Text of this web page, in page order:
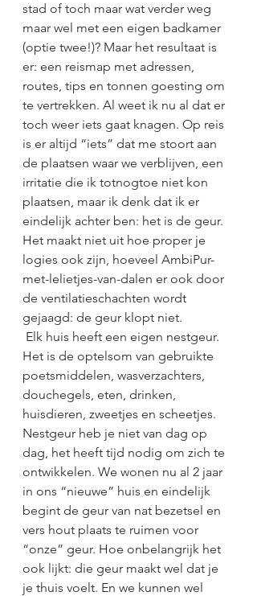
stad of toch maar wat verder weg
maar wel met een eigen badkamer
(optie twee!)? Maar het resultaat is
er: een reismap met adressen,
routes, tips en tonnen goesting om
te vertrekken. Al weet ik nu al dat er
toch weer iets gaat knagen. Op reis
is er altijd “iets” dat me stoort aan
de plaatsen waar we verblijven, een
irritatie die ik totnogtoe niet kon
plaatsen, maar ik denk dat ik er
eindelijk achter ben: het is de geur.
Het maakt niet uit hoe proper je
logies ook zijn, hoeveel AmbiPur-
met-lelietjes-van-dalen er ook door
de ventilatieschachten wordt
gejaagd: de geur klopt niet.
Het is de optelsom van gebruikte
poetsmiddelen, wasverzachters,
douchegels, eten, drinken,
huisdieren, zweetjes en scheetjes.
Nestgeur heb je niet van dag op
dag, het heeft tijd nodig om zich te
ontwikkelen. We wonen nu al 2 jaar
in ons “nieuwe” huis en eindelijk
begint de geur van nat bezetsel en
vers hout plaats te ruimen voor
“onze” geur. Hoe onbelangrijk het
ook lijkt: die geur maakt wel dat je
je thuis voelt. En we kunnen wel